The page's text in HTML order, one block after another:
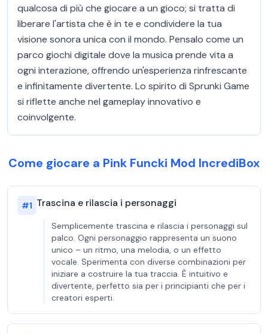
qualcosa di più che giocare a un gioco; si tratta di
liberare l'artista che è in te e condividere la tua
visione sonora unica con il mondo. Pensalo come un
parco giochi digitale dove la musica prende vita a
ogni interazione, offrendo un'esperienza rinfrescante
e infinitamente divertente. Lo spirito di Sprunki Game
si riflette anche nel gameplay innovativo e
coinvolgente.
Come giocare a Pink Funcki Mod IncrediBox
#1 Trascina e rilascia i personaggi
Semplicemente trascina e rilascia i personaggi sul
palco. Ogni personaggio rappresenta un suono
unico – un ritmo, una melodia, o un effetto
vocale. Sperimenta con diverse combinazioni per
iniziare a costruire la tua traccia. È intuitivo e
divertente, perfetto sia per i principianti che per i
creatori esperti.